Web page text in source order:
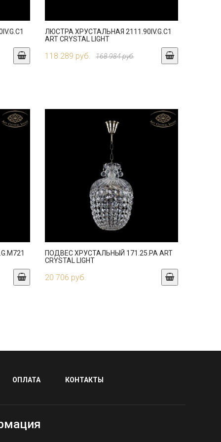
ЛЮСТРА ХРУСТАЛЬНАЯ 2111.90IV.G.C1
ART CRYSTAL LIGHT
118 289 руб. 168 984 руб.
ПОДВЕС ХРУСТАЛЬНЫЙ 171.25.PA ART
CRYSTAL LIGHT
20 706 руб.
ОПЛАТА КОНТАКТЫ